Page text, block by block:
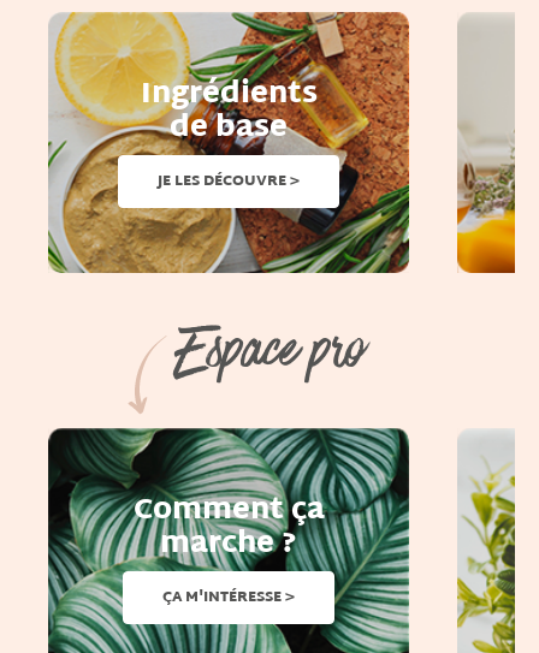
Ingrédients
de base
JE LES DÉCOUVRE >
Comment ça
marche ?
ÇA M'INTÉRESSE >
Espace pro